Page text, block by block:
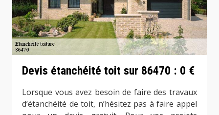
Devis étanchéité toit sur 86470 : 0 €
Lorsque vous avez besoin de faire des travaux
d’étanchéité de toit, n’hésitez pas à faire appel